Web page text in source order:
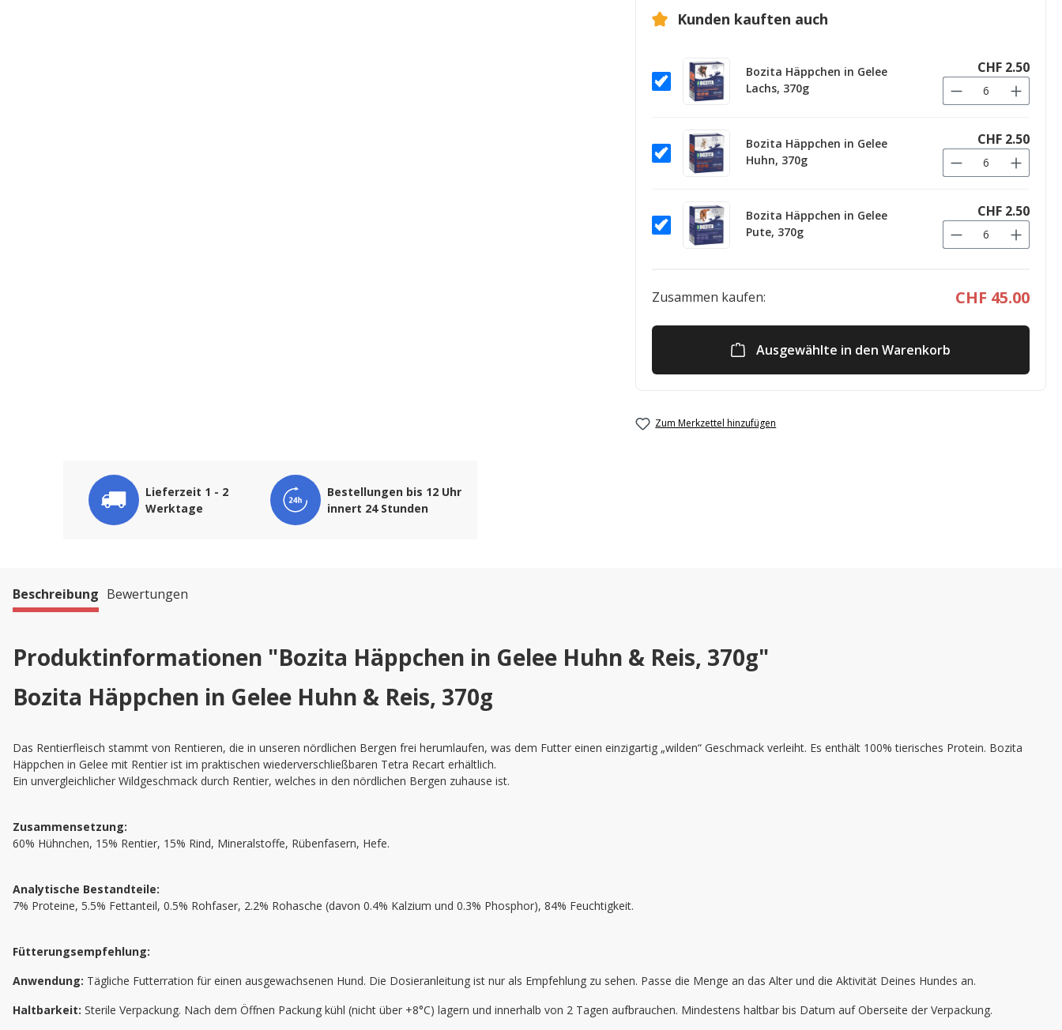
Kunden kauften auch
Bozita Häppchen in Gelee
Lachs, 370g
CHF 2.50
Bozita Häppchen in Gelee
Huhn, 370g
CHF 2.50
Bozita Häppchen in Gelee
Pute, 370g
CHF 2.50
Zusammen kaufen: CHF 45.00
Ausgewählte in den Warenkorb
Zum Merkzettel hinzufügen
Lieferzeit 1 - 2
Werktage
Bestellungen bis 12 Uhr
innert 24 Stunden
Beschreibung Bewertungen
Produktinformationen "Bozita Häppchen in Gelee Huhn & Reis, 370g"
Bozita Häppchen in Gelee Huhn & Reis, 370g
Das Rentierfleisch stammt von Rentieren, die in unseren nördlichen Bergen frei herumlaufen, was dem Futter einen einzigartig „wilden“ Geschmack verleiht. Es enthält 100% tierisches Protein. Bozita
Häppchen in Gelee mit Rentier ist im praktischen wiederverschließbaren Tetra Recart erhältlich.
Ein unvergleichlicher Wildgeschmack durch Rentier, welches in den nördlichen Bergen zuhause ist.
Zusammensetzung:
60% Hühnchen, 15% Rentier, 15% Rind, Mineralstoffe, Rübenfasern, Hefe.
Analytische Bestandteile:
7% Proteine, 5.5% Fettanteil, 0.5% Rohfaser, 2.2% Rohasche (davon 0.4% Kalzium und 0.3% Phosphor), 84% Feuchtigkeit.
Fütterungsempfehlung:
Anwendung: Tägliche Futterration für einen ausgewachsenen Hund. Die Dosieranleitung ist nur als Empfehlung zu sehen. Passe die Menge an das Alter und die Aktivität Deines Hundes an.
Haltbarkeit: Sterile Verpackung. Nach dem Öffnen Packung kühl (nicht über +8°C) lagern und innerhalb von 2 Tagen aufbrauchen. Mindestens haltbar bis Datum auf Oberseite der Verpackung.